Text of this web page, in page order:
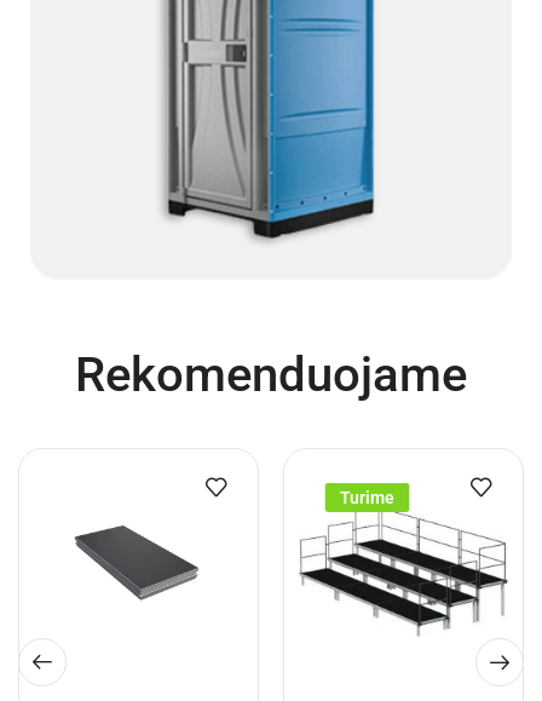
Rekomenduojame
Turime